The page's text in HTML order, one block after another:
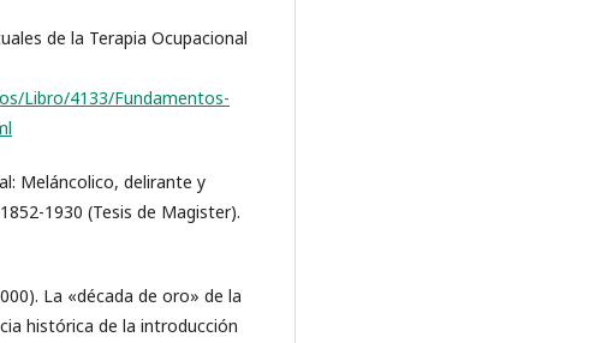
de la Terapia Ocupacional
Libro/4133/Fundamentos-
Meláncolico, delirante y
1930 (Tesis de Magister).
La «década de oro» de la
histórica de la introducción